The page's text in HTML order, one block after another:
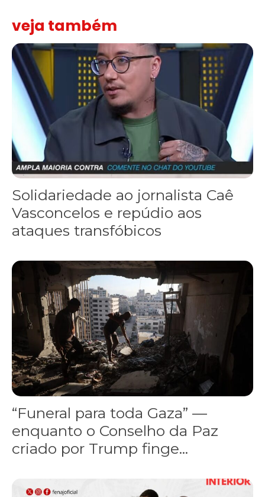
veja também
Solidariedade ao jornalista Caê Vasconcelos e repúdio aos
Solidariedade ao jornalista Caê
Vasconcelos e repúdio aos
ataques transfóbicos
“Funeral para toda Gaza” — enquanto o Conselho da Paz
“Funeral para toda Gaza” —
enquanto o Conselho da Paz
criado por Trump finge...
Assinada nova CCT de jornais e revistas do interior